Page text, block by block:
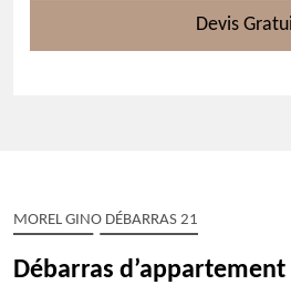
Devis
MOREL GINO DÉBARRAS 21
Débarras